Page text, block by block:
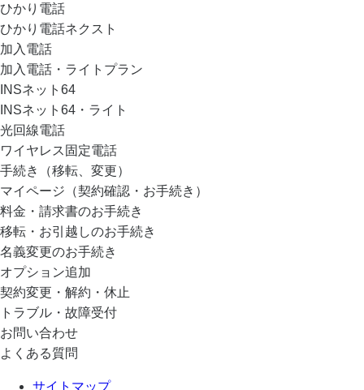
ひかり電話
ひかり電話ネクスト
加入電話
加入電話・ライトプラン
INSネット64
INSネット64・ライト
光回線電話
ワイヤレス固定電話
手続き（移転、変更）
マイページ（契約確認・お手続き）
料金・請求書のお手続き
移転・お引越しのお手続き
名義変更のお手続き
オプション追加
契約変更・解約・休止
トラブル・故障受付
お問い合わせ
よくある質問
サイトマップ